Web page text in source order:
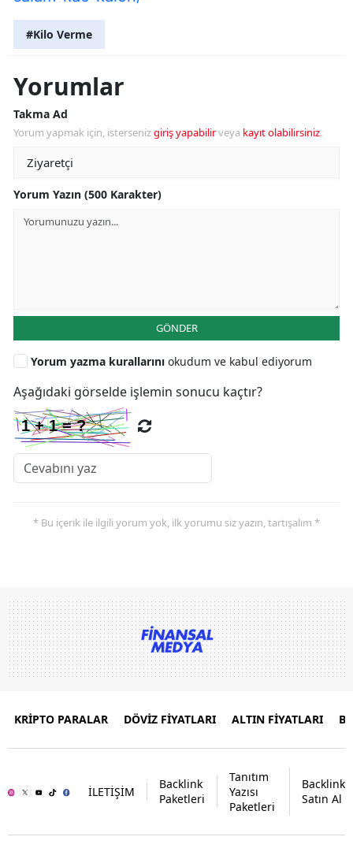
#Kilo Verme
Yorumlar
Takma Ad
Yorum yapmak için, istersenizgiriş yapabilirveya kayıt olabilirsiniz.
Yorum Yazın (500 Karakter)
GÖNDER
Yorum yazma kurallarını okudum ve kabul ediyorum
Aşağıdaki görselde işlemin sonucu kaçtır?
* Bu içerik ile ilgili yorum yok, ilk yorumu siz yazın, tartışalım *
KRİPTO PARALAR DÖVİZ FİYATLARI ALTIN FİYATLARI
İLETİŞİM
Backlink
Paketleri
Tanıtım
Yazısı
Paketleri
Backlink
Satın Al